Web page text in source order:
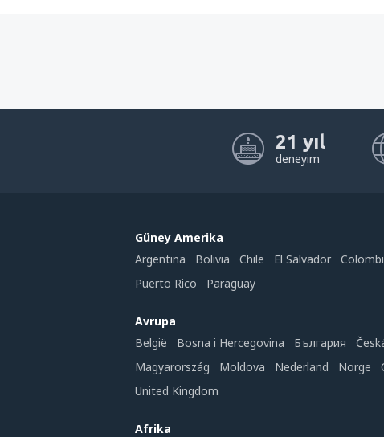
21 yıl
deneyim
Güney Amerika
Argentina
Bolivia Chile El Salvador
Puerto Rico
Paraguay
Avrupa
België
Bosna i Hercegovina България
Magyarország
Moldova Nederland Norge
United Kingdom
Afrika